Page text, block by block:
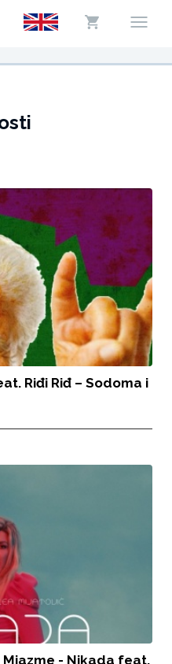
Riđi Riđ – Sodoma i
- Nikada feat.